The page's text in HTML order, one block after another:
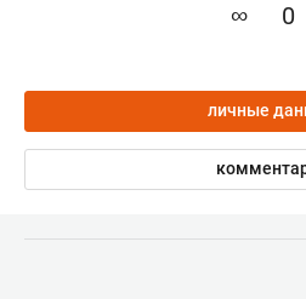
∞ 0
личные